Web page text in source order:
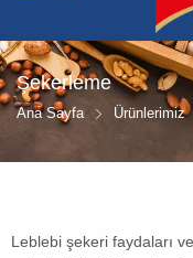
Şekerleme
Ana Sayfa Ürünlerimiz
Leblebi şekeri faydaları